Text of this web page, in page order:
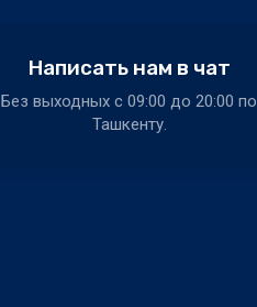
Написать нам в чат
Без выходных c 09:00 до 20:00 по
Ташкенту.